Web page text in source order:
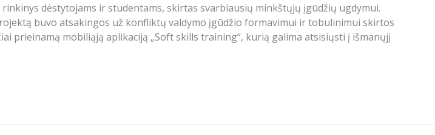
dėstytojams ir studentams, skirtas svarbiausių minkštųjų įgūdžių ugdymui.
buvo atsakingos už konfliktų valdymo įgūdžio formavimui ir tobulinimui skirtos
prieinamą mobiliąją aplikaciją „Soft skills training“, kurią galima atsisiųsti į išmanųjį